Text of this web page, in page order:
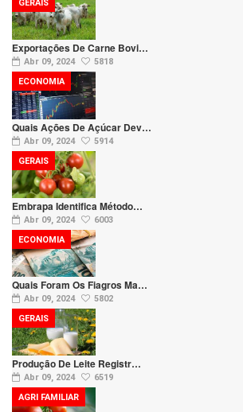
Exportações De Carne Bovi…
Abr 09, 2024 5818
GERAIS
Quais Ações De Açúcar Dev…
Abr 09, 2024 5914
ECONOMIA
Embrapa Identifica Método…
Abr 09, 2024 6003
GERAIS
Quais Foram Os Fiagros Ma…
Abr 09, 2024 5802
ECONOMIA
Produção De Leite Registr…
Abr 09, 2024 6519
GERAIS
AGRI FAMILIAR